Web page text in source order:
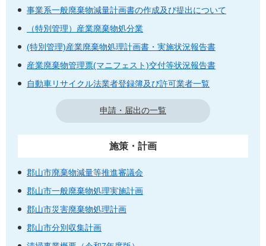
事業系一般廃棄物減量計画書の作成及び提出について
（特別管理）産業廃棄物処分業
(特別管理)産業廃棄物処理計画書・実施状況報告書
産業廃棄物管理票(マニフェスト)交付等状況報告書
自動車リサイクル法業者登録簿及び許可業者一覧
申請・届出の一覧
施策・計画
郡山市廃棄物減量等推進審議会
郡山市一般廃棄物処理実施計画
郡山市災害廃棄物処理計画
郡山市分別収集計画